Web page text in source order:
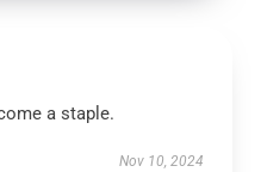
a staple.
Nov 10, 2024